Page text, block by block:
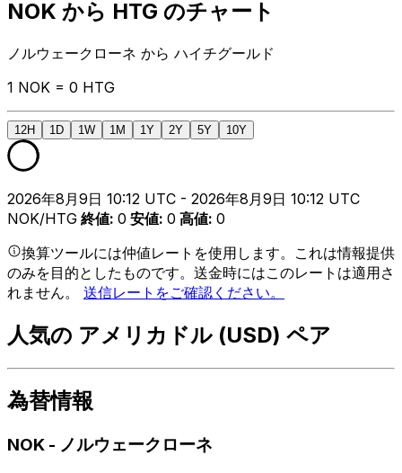
NOK から HTG のチャート
ノルウェークローネ から ハイチグールド
1 NOK = 0 HTG
12H 1D 1W 1M 1Y 2Y 5Y 10Y
2026年8月9日 10:12 UTC - 2026年8月9日 10:12 UTC
NOK/HTG 終値: 0 安値: 0 高値: 0
換算ツールには仲値レートを使用します。これは情報提供
のみを目的としたものです。送金時にはこのレートは適用さ
れません。 送信レートをご確認ください。
人気の アメリカドル (USD) ペア
為替情報
NOK - ノルウェークローネ